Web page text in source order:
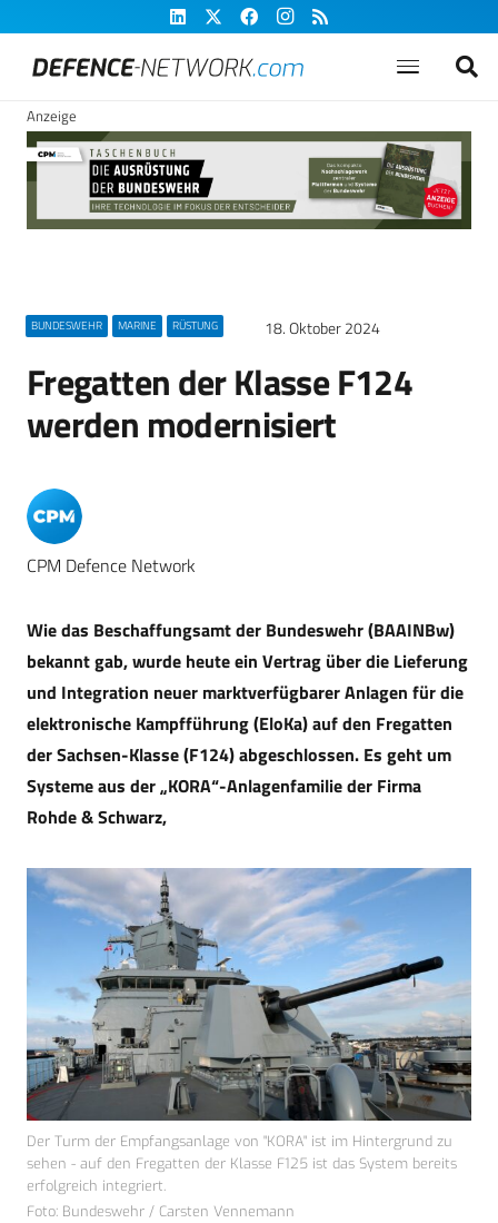
Anzeige
BUNDESWEHR MARINE RÜSTUNG 18. Oktober 2024
Fregatten der Klasse F124
werden modernisiert
CPM Defence Network
Wie das Beschaffungsamt der Bundeswehr (BAAINBw)
bekannt gab, wurde heute ein Vertrag über die Lieferung
und Integration neuer marktverfügbarer Anlagen für die
elektronische Kampfführung (EloKa) auf den Fregatten
der Sachsen-Klasse (F124) abgeschlossen. Es geht um
Systeme aus der „KORA“-Anlagenfamilie der Firma
Rohde & Schwarz,
Der Turm der Empfangsanlage von "KORA" ist im Hintergrund zu
sehen - auf den Fregatten der Klasse F125 ist das System bereits
erfolgreich integriert.
Foto: Bundeswehr / Carsten Vennemann